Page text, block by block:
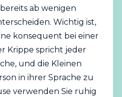
ab wenigen
Wichtig ist,
konsequent bei einer
Krippe spricht jeder
und die Kleinen
in ihrer Sprache zu
verwenden Sie ruhig